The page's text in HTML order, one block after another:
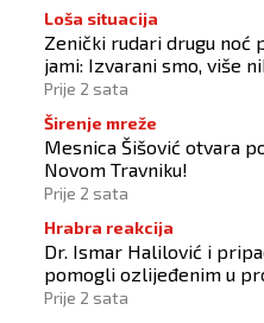
Loša situacija
Zenički rudari drugu noć
jami: Izvarani smo, više
vjerujemo
Prije 2 sata
Širenje mreže
Mesnica Šišović otvara
Novom Travniku!
Prije 2 sata
Hrabra reakcija
Dr. Ismar Halilović i
pomogli ozlijeđenim u
Busovače!
Prije 2 sata